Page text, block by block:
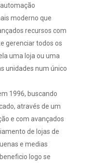
moderno que
recursos com
gerenciar todos os
uma loja ou uma
unidades num único
1996, buscando
através de um
e com avançados
de lojas de
e medias
logo se